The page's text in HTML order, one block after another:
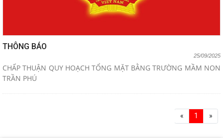
THÔNG BÁO
25/09/2025
CHẤP THUẬN QUY HOẠCH TỔNG MẶT BẰNG TRƯỜNG MẦM NON
TRẦN PHÚ
« 1 »